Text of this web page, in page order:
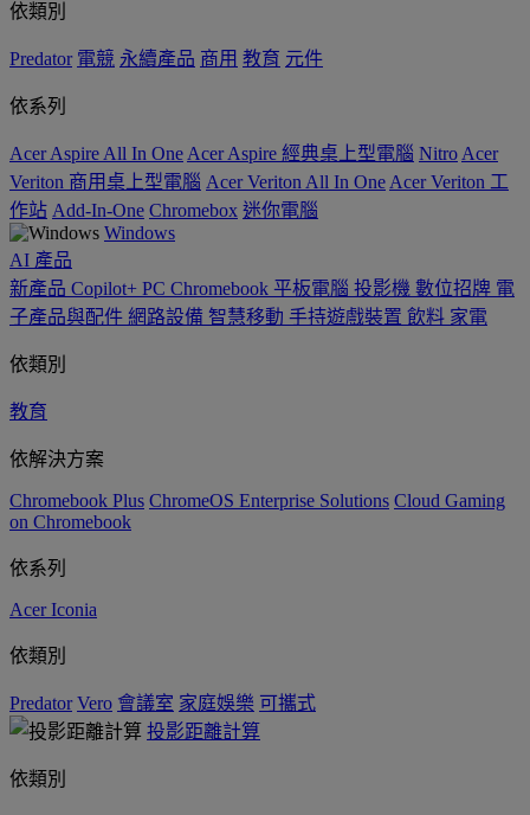
依類別
Predator 電競 永續產品 商用 教育 元件
依系列
Acer Aspire All In One Acer Aspire 經典桌上型電腦 Nitro Acer
Veriton 商用桌上型電腦 Acer Veriton All In One Acer Veriton 工
作站 Add-In-One Chromebox 迷你電腦
Windows
AI 產品
新產品 Copilot+ PC Chromebook 平板電腦 投影機 數位招牌 電
子產品與配件 網路設備 智慧移動 手持遊戲裝置 飲料 家電
依類別
教育
依解決方案
Chromebook Plus ChromeOS Enterprise Solutions Cloud Gaming
on Chromebook
依系列
Acer Iconia
依類別
Predator Vero 會議室 家庭娛樂 可攜式
投影距離計算
依類別